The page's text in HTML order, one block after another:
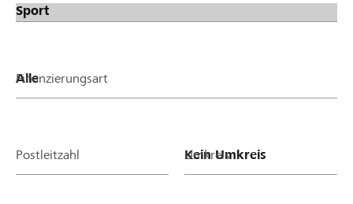
Finanzierungsart
Postleitzahl Umkreis